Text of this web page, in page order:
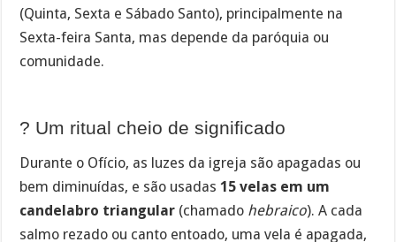
(Quinta, Sexta e Sábado Santo), principalmente na
Sexta-feira Santa, mas depende da paróquia ou
comunidade.
?️ Um ritual cheio de significado
Durante o Ofício, as luzes da igreja são apagadas ou
bem diminuídas, e são usadas15 velas em um
candelabro triangular (chamado hebraico). A cada
salmo rezado ou canto entoado, uma vela é apagada,